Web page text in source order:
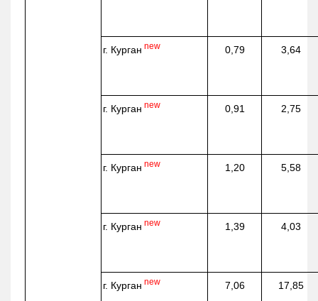
г. Курган new 0,79 3,64
г. Курган new 0,91 2,75
г. Курган new 1,20 5,58
г. Курган new 1,39 4,03
г. Курган new 7,06 17,85